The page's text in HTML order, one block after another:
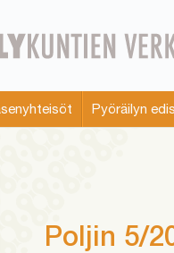
Pyöräilyn
Poljin 5/